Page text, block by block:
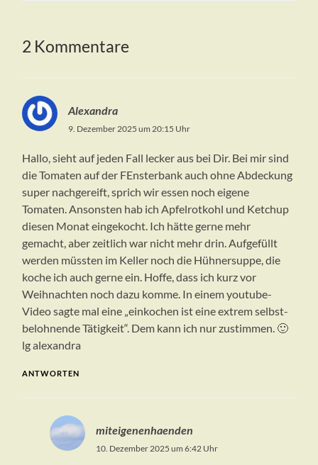
2 Kommentare
Alexandra
9. Dezember 2025 um 20:15 Uhr
Hallo, sieht auf jeden Fall lecker aus bei Dir. Bei mir sind
die Tomaten auf der FEnsterbank auch ohne Abdeckung
super nachgereift, sprich wir essen noch eigene
Tomaten. Ansonsten hab ich Apfelrotkohl und Ketchup
diesen Monat eingekocht. Ich hätte gerne mehr
gemacht, aber zeitlich war nicht mehr drin. Aufgefüllt
werden müssten im Keller noch die Hühnersuppe, die
koche ich auch gerne ein. Hoffe, dass ich kurz vor
Weihnachten noch dazu komme. In einem youtube-
Video sagte mal eine „einkochen ist eine extrem selbst-
belohnende Tätigkeit“. Dem kann ich nur zustimmen. 🙂
lg alexandra
ANTWORTEN
miteigenenhaenden
10. Dezember 2025 um 6:42 Uhr